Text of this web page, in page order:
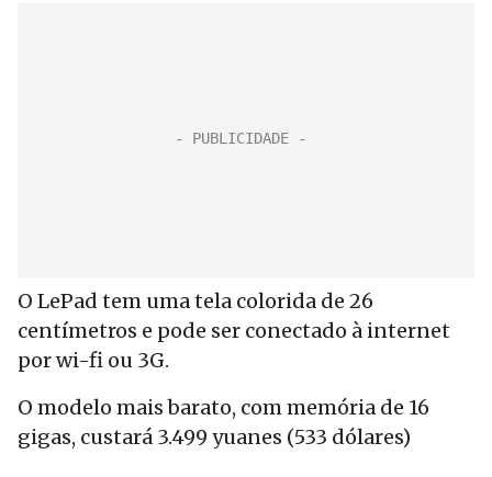
O LePad tem uma tela colorida de 26
centímetros e pode ser conectado à internet
por wi-fi ou 3G.
O modelo mais barato, com memória de 16
gigas, custará 3.499 yuanes (533 dólares)